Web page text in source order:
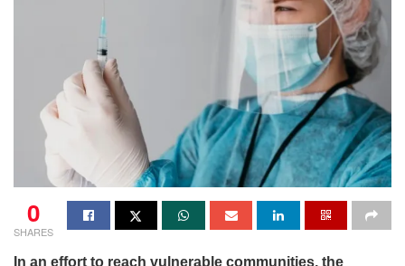
0
SHARES
In an effort to reach vulnerable communities, the